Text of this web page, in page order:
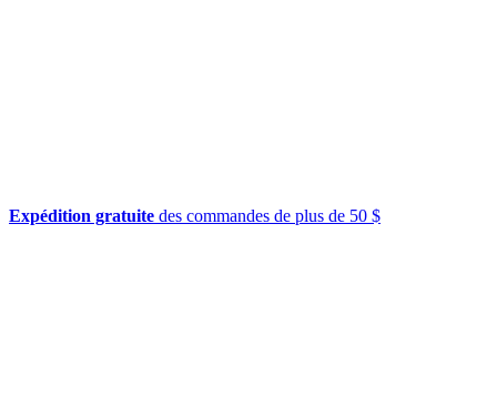
Expédition gratuite des commandes de plus de 50 $